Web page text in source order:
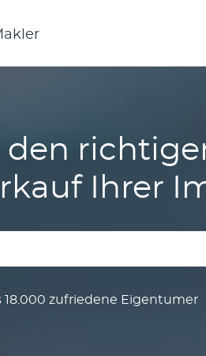
den
Ihrer
18.000 zufriedene Eigentumer